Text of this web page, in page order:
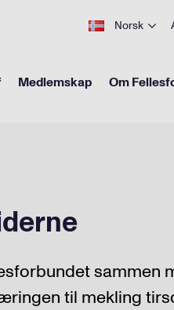
Norsk
Medlemskap Om
sammen
til mekling